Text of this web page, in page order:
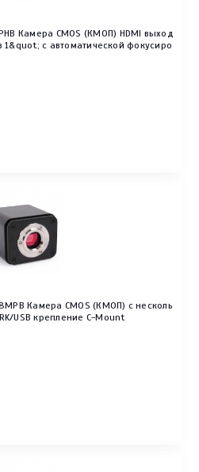
Камера CMOS (КМОП) HDMI выход
1&quot; с автоматической фокусиро
Камера CMOS (КМОП) с несколь
USB крепление C-Mount